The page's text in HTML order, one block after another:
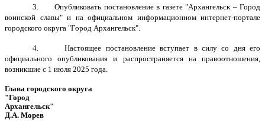
3. Опубликовать постановление в газете "Архангельск – Город
воинской славы" и на официальном информационном интернет-портале
городского округа "Город Архангельск".
4. Настоящее постановление вступает в силу со дня его
официального опубликования и распространяется на правоотношения,
возникшие с 1 июля 2025 года.
Глава городского округа
"Город
Архангельск"
Д.А. Морев